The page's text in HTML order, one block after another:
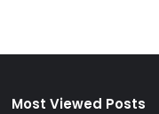
Most Viewed Posts